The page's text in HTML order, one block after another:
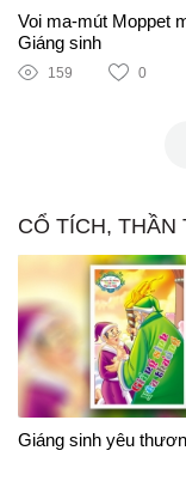
Voi ma-mút Moppet
Giáng sinh
159 0
CỔ TÍCH, THẦN
Giáng sinh yêu